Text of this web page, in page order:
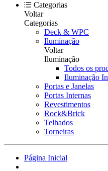
Categorias
Voltar
Categorias
Deck & WPC
Iluminação
Voltar
Iluminação
Todos os
Iluminação
Portas e Janelas
Portas Internas
Revestimentos
Rock&Brick
Telhados
Torneiras
Página Inicial